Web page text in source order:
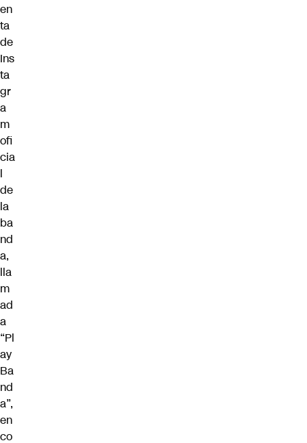
en
ta
de
Ins
ta
gr
a
m
ofi
cia
l
de
la
ba
nd
a,
lla
m
ad
a
“Pl
ay
Ba
nd
a”,
en
co